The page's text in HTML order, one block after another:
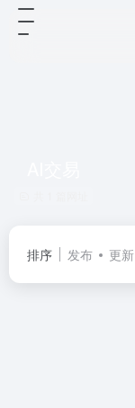
排序 发布 更新